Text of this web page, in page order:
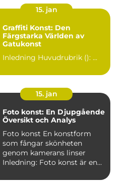
15. jan
Graffiti Konst: Den
Färgstarka Världen av
Gatukonst
Inledning Huvudrubrik (): ...
15. jan
Foto konst: En Djupgående
Översikt och Analys
Foto konst En konstform
som fångar skönheten
genom kamerans linser
Inledning: Foto konst är en